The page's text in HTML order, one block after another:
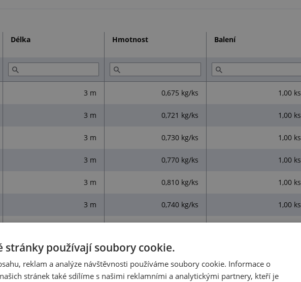
Délka Hmotnost Balení
3 m 0,675 kg/ks 1,00 ks
3 m 0,721 kg/ks 1,00 ks
3 m 0,730 kg/ks 1,00 ks
3 m 0,770 kg/ks 1,00 ks
3 m 0,810 kg/ks 1,00 ks
3 m 0,740 kg/ks 1,00 ks
3 m 1,100 kg/ks
1,300 kg/ks
stránky používají soubory cookie.
reklam a analýze návštěvnosti používáme soubory cookie. Informace o
stránek také sdílíme s našimi reklamními a analytickými partnery, kteří je